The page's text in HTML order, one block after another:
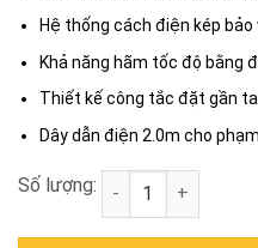
Hệ thống cách điện kép
Khả năng hãm tốc độ bằng
Thiết kế công tắc đặt gần
Dây dẫn điện 2.0m cho
Số lượng: Máy chà nhám